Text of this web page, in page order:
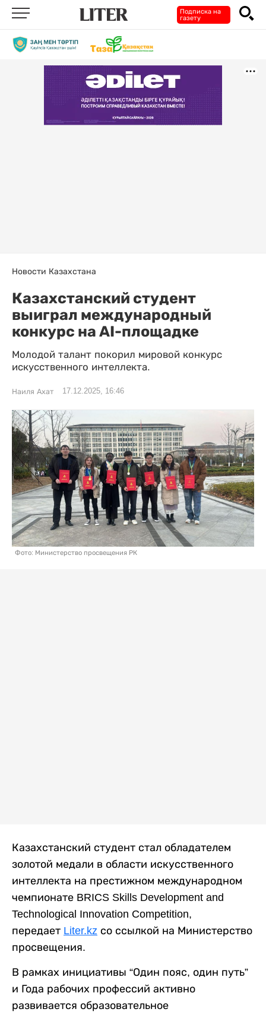
Подписка на
газету
Новости Казахстана
Казахстанский студент
выиграл международный
конкурс на AI-площадке
Молодой талант покорил мировой конкурс
искусственного интеллекта.
Наиля Ахат 17.12.2025, 16:46
Фото: Министерство просвещения РК
Казахстанский студент стал обладателем
золотой медали в области искусственного
интеллекта на престижном международном
чемпионате BRICS Skills Development and
Technological Innovation Competition,
передает Liter.kz со ссылкой на Министерство
просвещения.
В рамках инициативы “Один пояс, один путь”
и Года рабочих профессий активно
развивается образовательное